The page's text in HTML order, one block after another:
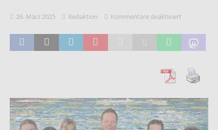
26. März 2025 Redaktion Kommentare deaktiviert